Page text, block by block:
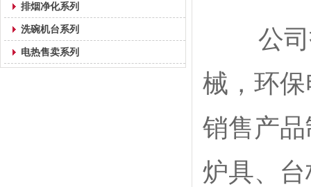
排烟净化系列
洗碗机台系列
电热售卖系列
公司技
械，环
销售产
炉具、